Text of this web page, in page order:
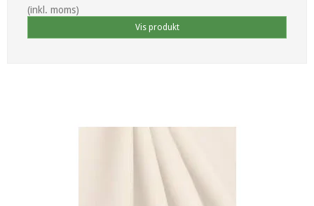
(inkl. moms)
Vis produkt